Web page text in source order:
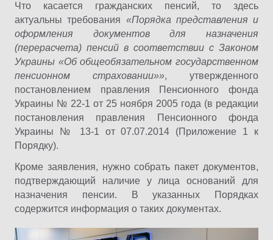
Что касается гражданских пенсий, то здесь
актуальны требования «Порядка представления и
оформления документов для назначения
(перерасчета) пенсий в соответствии с Законом
Украины «Об общеобязательном государственном
пенсионном страховании»», утвержденного
постановлением правления Пенсионного фонда
Украины № 22-1 от 25 ноября 2005 года (в редакции
постановления правления Пенсионного фонда
Украины № 13-1 от 07.07.2014 (Приложение 1 к
Порядку).
Кроме заявления, нужно собрать пакет документов,
подтверждающий наличие у лица оснований для
назначения пенсии. В указанных Порядках
содержится информация о таких документах.